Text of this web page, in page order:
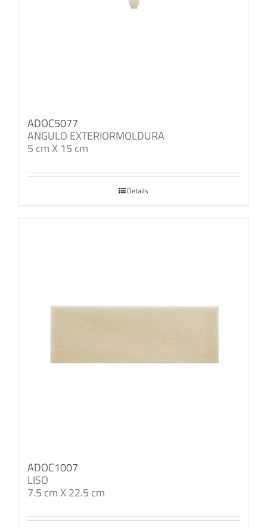
ADOC5077
ANGULO EXTERIORMOLDURA
5 cm X 15 cm
Details
ADOC1007
LISO
7.5 cm X 22.5 cm